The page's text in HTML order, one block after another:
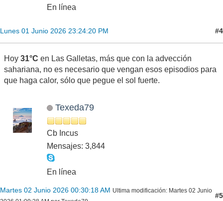
En línea
Lunes 01 Junio 2026 23:24:20 PM #4
Hoy 31°C en Las Galletas, más que con la advección
sahariana, no es necesario que vengan esos episodios para
que haga calor, sólo que pegue el sol fuerte.
Texeda79
Cb Incus
Mensajes: 3,844
En línea
Martes 02 Junio 2026 00:30:18 AM Ultima modificación: Martes 02 Junio
#5